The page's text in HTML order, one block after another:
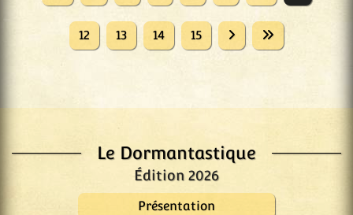
Le Dormantastique
Édition 2026
Présentation
12 13 14 15